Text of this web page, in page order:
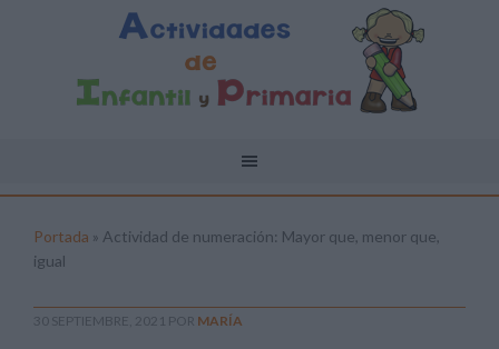
Portada » Actividad de numeración: Mayor que, menor que,
igual
30 SEPTIEMBRE, 2021 POR MARÍA